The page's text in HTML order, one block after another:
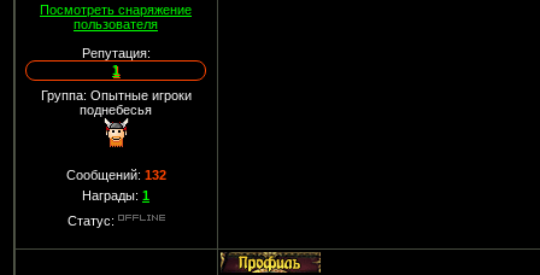
Посмотреть снаряжение
пользователя
Репутация:
1
Группа: Опытные игроки
поднебесья
Сообщений: 132
Награды: 1
Статус: